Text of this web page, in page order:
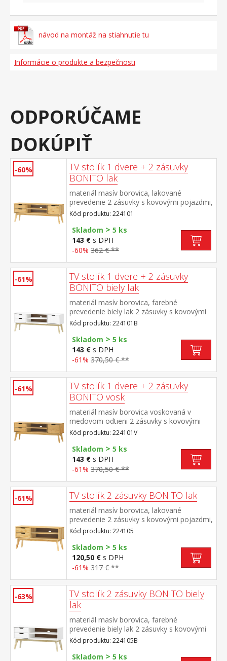
návod na montáž na stiahnutie tu
Informácie o produkte a bezpečnosti
ODPORÚČAME
DOKÚPIŤ
-60%
TV stolík 1 dvere + 2 zásuvky
BONITO lak
materiál masív borovica, lakované
prevedenie 2 zásuvky s kovovými pojazdmi,
1 dvierka, 1 polica otvor na pretiahnutie
káblov
Kód produktu: 224101
Skladom > 5 ks
143 € s DPH
-60% 362 € **
-61%
TV stolík 1 dvere + 2 zásuvky
BONITO biely lak
materiál masív borovica, farebné
prevedenie biely lak 2 zásuvky s kovovými
pojazdmi, 1 dvierka, 1 polica otvor na
pretiahnutie káblov
Kód produktu: 224101B
Skladom > 5 ks
143 € s DPH
-61% 370,50 € **
-61%
TV stolík 1 dvere + 2 zásuvky
BONITO vosk
materiál masív borovica voskovaná v
medovom odtieni 2 zásuvky s kovovými
pojazdmi, 1 dvierka, 1 polica otvor na
pretiahnutie káblov
Kód produktu: 224101V
Skladom > 5 ks
143 € s DPH
-61% 370,50 € **
-61% TV stolík 2 zásuvky BONITO lak
materiál masív borovica, lakované
prevedenie 2 zásuvky s kovovými pojazdmi,
1 polica otvor na pretiahnutie káblov
Kód produktu: 224105
Skladom > 5 ks
120,50 € s DPH
-61% 317 € **
-63%
TV stolík 2 zásuvky BONITO biely
lak
materiál masív borovica, farebné
prevedenie biely lak 2 zásuvky s kovovými
pojazdmi, 1 polica otvor na pretiahnutie
káblov
Kód produktu: 224105B
Skladom > 5 ks